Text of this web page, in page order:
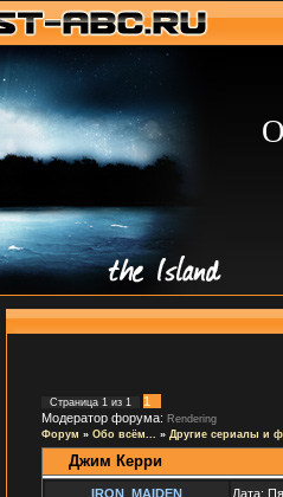
Страница 1 из 1
1
Модератор форума: Rendering
Форум » Обо всём... » Другие сериалы и
Джим Керри
IRON_MAIDEN Дата: